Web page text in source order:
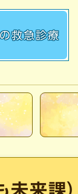
救急診療
来課）